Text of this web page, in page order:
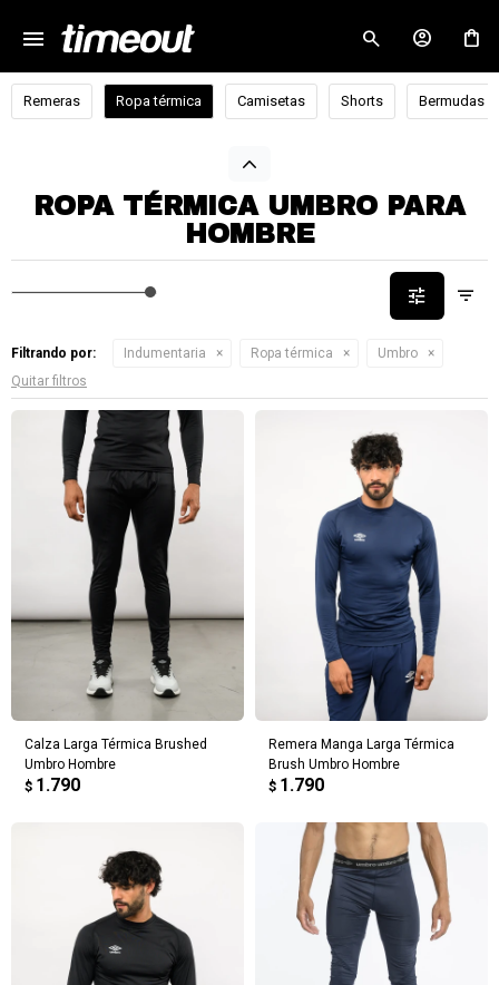
menu
Remeras Ropa térmica Camisetas Shorts Bermudas
ROPA TÉRMICA UMBRO PARA
HOMBRE
Filtrando por: Indumentaria Ropa térmica
Umbro
Quitar filtros
Calza Larga Térmica Brushed
Umbro Hombre
$ 1.790
Remera Manga Larga Térmica
Brush Umbro Hombre
$ 1.790